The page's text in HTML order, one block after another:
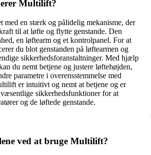
Multilift?
med en stærk og pålidelig mekanisme, der
til at løfte og flytte genstande. Den
en løftearm og et kontrolpanel. For at
du blot genstanden på løftearmen og
sikkerhedsforanstaltninger. Med hjælp
du nemt betjene og justere løftehøjden,
parametre i overensstemmelse med
er intuitivt og nemt at betjene og er
sikkerhedsfunktioner for at
og de løftede genstande.
ved at bruge Multilift?